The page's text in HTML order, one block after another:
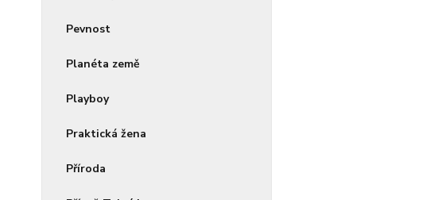
Pevnost
Planéta země
Playboy
Praktická žena
Příroda